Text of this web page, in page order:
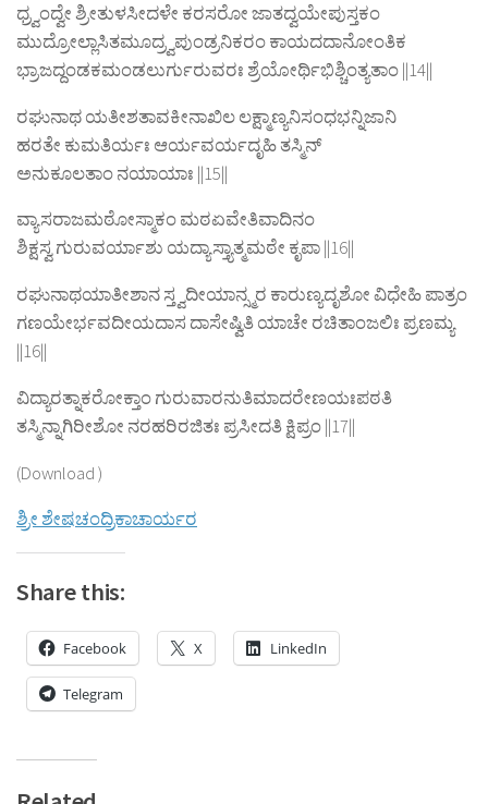
ಧ್ರ್ವಂದ್ವೇ ಶ್ರೀತುಳಸೀದಳೇ ಕರಸರೋ ಜಾತದ್ವಯೇಪುಸ್ತಕಂ
ಮುದ್ರೋಲ್ಲಾಸಿತಮೂದ್ರ್ವಪುಂಡ್ರನಿಕರಂ ಕಾಯದದಾನೋಂತಿಕ
ಭ್ರಾಜದ್ದಂಡಕಮಂಡಲುರ್ಗುರುವರಃ ಶ್ರೆಯೋರ್ಥಿಭಿಶ್ಚಿಂತ್ಯತಾಂ ||14||
ರಘುನಾಥ ಯತೀಶತಾವಕೀನಾಖಿಲ ಲಕ್ಷ್ಮಾಣ್ಯನಿಸಂಧಭನ್ನಿಜಾನಿ
ಹರತೇ ಕುಮತಿರ್ಯಃ ಆರ್ಯವರ್ಯದೃಹಿ ತಸ್ಮಿನ್
ಅನುಕೂಲತಾಂ ನಯಾಯಾಃ ||15||
ವ್ಯಾಸರಾಜಮಠೋಸ್ಮಾಕಂ ಮಠಏವೇತಿವಾದಿನಂ
ಶಿಕ್ಷಸ್ವ ಗುರುವರ್ಯಾಶು ಯದ್ಯಾಸ್ತ್ಯಾತ್ಮಮಠೇ ಕೃಪಾ ||16||
ರಘುನಾಥಯಾತೀಶಾನ ಸ್ತ್ವದೀಯಾನ್ಸ್ಮರ ಕಾರುಣ್ಯದೃಶೋ ವಿಧೇಹಿ ಪಾತ್ರಂ
ಗಣಯೇರ್ಭವದೀಯದಾಸ ದಾಸೇಷ್ವಿತಿ ಯಾಚೇ ರಚಿತಾಂಜಲಿಃ ಪ್ರಣಮ್ಯ
||16||
ವಿದ್ಯಾರತ್ನಾಕರೋಕ್ತಾಂ ಗುರುವಾರನುತಿಮಾದರೇಣಯಃಪಠತಿ
ತಸ್ಮಿನ್ನಾಗಿರೀಶೋ ನರಹರಿರಜಿತಃ ಪ್ರಸೀದತಿ ಕ್ಷಿಪ್ರಂ ||17||
(Download )
ಶ್ರೀ ಶೇಷಚಂದ್ರಿಕಾಚಾರ್ಯರ
Share this:
Facebook X LinkedIn
Telegram